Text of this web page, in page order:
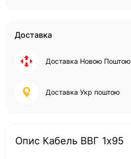
Доставка
Доставка Новою Поштою
Доставка Укр поштою
Опис Кабель ВВГ 1х95